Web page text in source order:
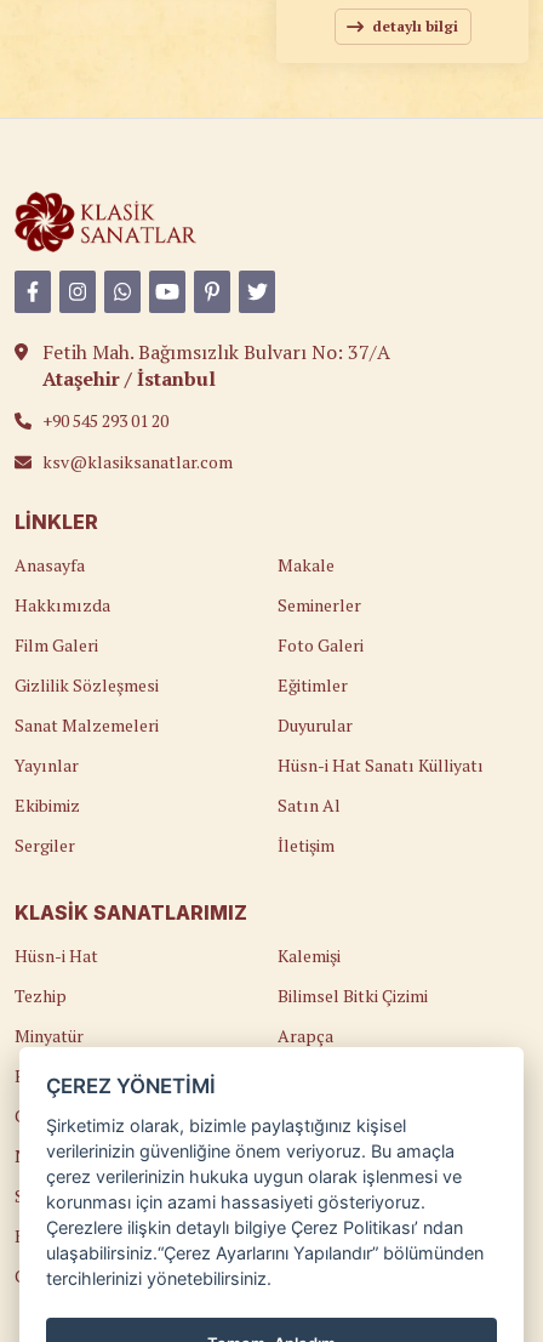
detaylı bilgi
Fetih Mah. Bağımsızlık Bulvarı No: 37/A
Ataşehir / İstanbul
+90 545 293 01 20
ksv@klasiksanatlar.com
LINKLER
Anasayfa
Hakkımızda
Film Galeri
Gizlilik Sözleşmesi
Sanat Malzemeleri
Yayınlar
Ekibimiz
Sergiler
Makale
Seminerler
Foto Galeri
Eğitimler
Duyurular
Hüsn-i Hat Sanatı Külliyatı
Satın Al
İletişim
KLASIK SANATLARIMIZ
Hüsn-i Hat
Tezhip
Minyatür
Ebru
Çini
Naht
Sedef Kakma
Katı'
Cilt
Kalemişi
Bilimsel Bitki Çizimi
Arapça
Osmanlı Türkçesi
Edirnekari
Temel Sanat Eğitimi
Güzel Sanatlara Hazırlık
ÇEREZ YÖNETİMİ
Şirketimiz olarak, bizimle paylaştığınız kişisel
verilerinizin güvenliğine önem veriyoruz. Bu amaçla
çerez verilerinizin hukuka uygun olarak işlenmesi ve
korunması için azami hassasiyeti gösteriyoruz.
Çerezlere ilişkin detaylı bilgiye Çerez Politikası’ ndan
ulaşabilirsiniz.“Çerez Ayarlarını Yapılandır” bölümünden
tercihlerinizi yönetebilirsiniz.